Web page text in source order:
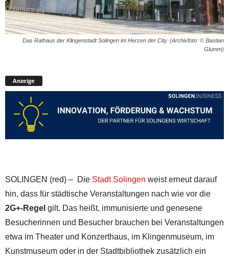
Das Rathaus der Klingenstadt Solingen im Herzen der City. (Archivfoto: © Bastian
Glumm)
Anzeige
SOLINGEN (red) – Die Stadt Solingen weist erneut darauf
hin, dass für städtische Veranstaltungen nach wie vor die
2G+-Regel gilt. Das heißt, immunisierte und genesene
Besucherinnen und Besucher brauchen bei Veranstaltungen
etwa im Theater und Konzerthaus, im Klingenmuseum, im
Kunstmuseum oder in der Stadtbibliothek zusätzlich ein